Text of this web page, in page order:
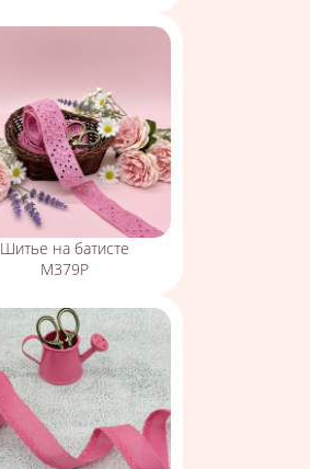
Шитье на батисте
М379Р